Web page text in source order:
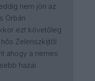
nem jön az
Orbán
ezt követőleg
Zelenszkijtől
ahogy a nemes
hazai